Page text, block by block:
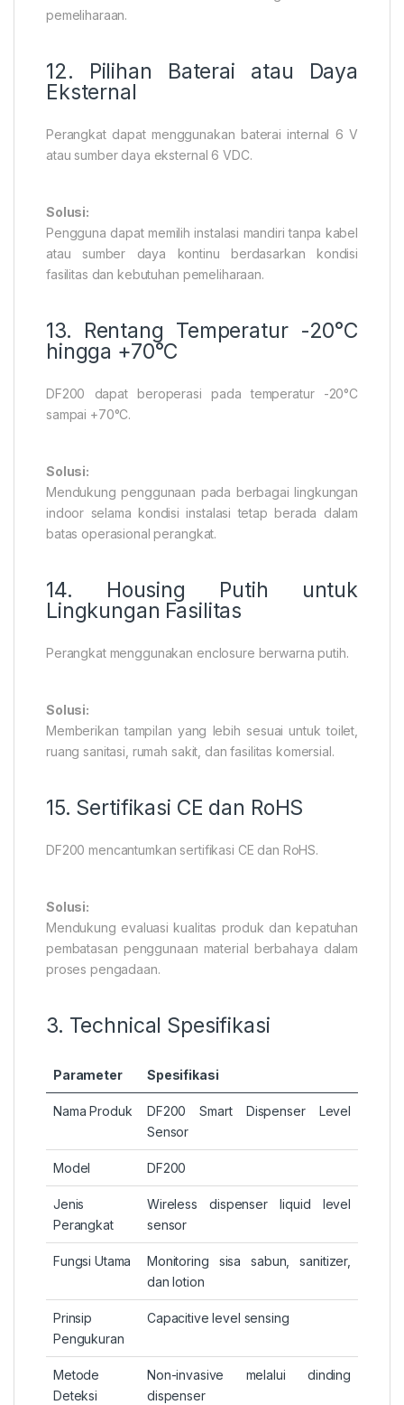
pemeliharaan.
12. Pilihan Baterai atau Daya
Eksternal
Perangkat dapat menggunakan baterai internal 6 V
atau sumber daya eksternal 6 VDC.
Solusi:
Pengguna dapat memilih instalasi mandiri tanpa kabel
atau sumber daya kontinu berdasarkan kondisi
fasilitas dan kebutuhan pemeliharaan.
13. Rentang Temperatur -20°C
hingga +70°C
DF200 dapat beroperasi pada temperatur -20°C
sampai +70°C.
Solusi:
Mendukung penggunaan pada berbagai lingkungan
indoor selama kondisi instalasi tetap berada dalam
batas operasional perangkat.
14. Housing Putih untuk
Lingkungan Fasilitas
Perangkat menggunakan enclosure berwarna putih.
Solusi:
Memberikan tampilan yang lebih sesuai untuk toilet,
ruang sanitasi, rumah sakit, dan fasilitas komersial.
15. Sertifikasi CE dan RoHS
DF200 mencantumkan sertifikasi CE dan RoHS.
Solusi:
Mendukung evaluasi kualitas produk dan kepatuhan
pembatasan penggunaan material berbahaya dalam
proses pengadaan.
3. Technical Spesifikasi
Parameter Spesifikasi
Nama Produk
DF200 Smart Dispenser Level
Sensor
Model DF200
Jenis
Perangkat
Wireless dispenser liquid level
sensor
Fungsi Utama
Monitoring sisa sabun, sanitizer,
dan lotion
Prinsip
Pengukuran
Capacitive level sensing
Metode
Deteksi
Non-invasive melalui dinding
dispenser